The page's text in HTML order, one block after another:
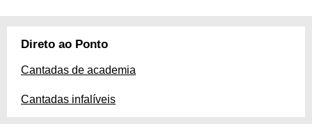
Direto ao Ponto
Cantadas de academia
Cantadas infalíveis